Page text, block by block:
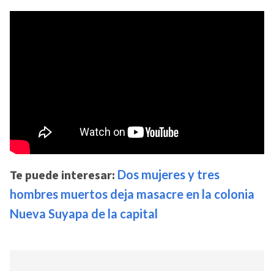
Te puede interesar: Dos mujeres y tres
hombres muertos deja masacre en la colonia
Nueva Suyapa de la capital